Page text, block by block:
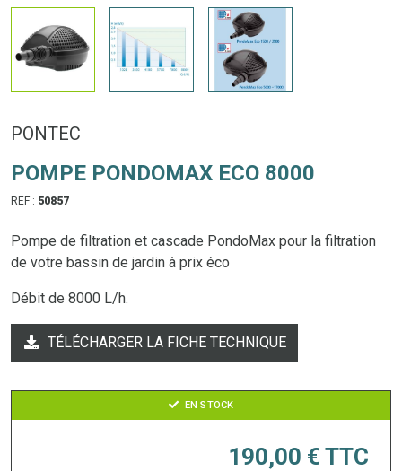
PONTEC
POMPE PONDOMAX ECO 8000
REF : 50857
Pompe de filtration et cascade PondoMax pour la filtration
de votre bassin de jardin à prix éco
Débit de 8000 L/h.
TÉLÉCHARGER LA FICHE TECHNIQUE
EN STOCK
190,00 € TTC